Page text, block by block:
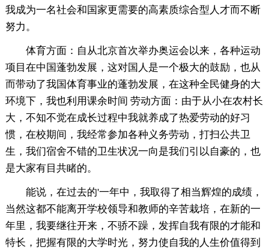
我成为一名社会和国家更需要的高素质综合型人才而不断
努力。
体育方面：自从北京首次举办奥运会以来，各种运动
项目在中国蓬勃发展，这对国人是一个极大的鼓励，也从
而带动了我国体育事业的蓬勃发展，在这种全民健身的大
环境下，我也利用课余时间 劳动方面：由于从小在农村长
大，不知不觉在成长过程中我就养成了热爱劳动的好习
惯，在校期间，我经常参加各种义务劳动，打扫公共卫
生，我们宿舍不错的卫生状况一向是我们引以自豪的，也
是大家有目共睹的。
能说，在过去的'一年中，我取得了相当辉煌的成绩，
当然这都不能离开学校领导和教师的辛苦栽培，在新的一
年里，我要继往开来，不骄不躁，发挥自我有限的才能和
特长，把握有限的大学时光，努力使自我的人生价值得到